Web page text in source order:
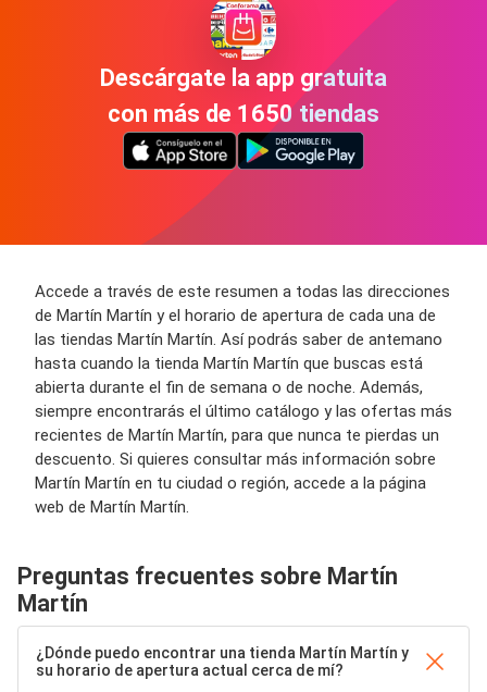
Descárgate la app gratuita
con más de 1650 tiendas
Accede a través de este resumen a todas las direcciones
de Martín Martín y el horario de apertura de cada una de
las tiendas Martín Martín. Así podrás saber de antemano
hasta cuando la tienda Martín Martín que buscas está
abierta durante el fin de semana o de noche. Además,
siempre encontrarás el último catálogo y las ofertas más
recientes de Martín Martín, para que nunca te pierdas un
descuento. Si quieres consultar más información sobre
Martín Martín en tu ciudad o región, accede a la página
web de Martín Martín.
Preguntas frecuentes sobre Martín
Martín
¿Dónde puedo encontrar una tienda Martín Martín y
su horario de apertura actual cerca de mí?